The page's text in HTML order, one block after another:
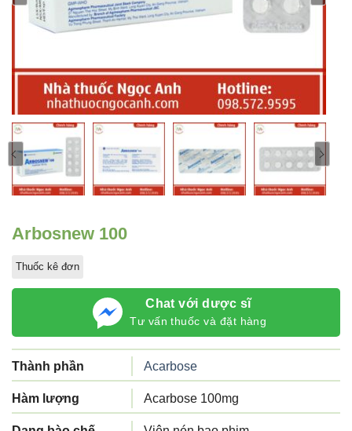
Chat với dược sĩ
Tư vấn thuốc và đặt hàng
Arbosnew 100
Thuốc kê đơn
Thành phần Acarbose
Hàm lượng Acarbose 100mg